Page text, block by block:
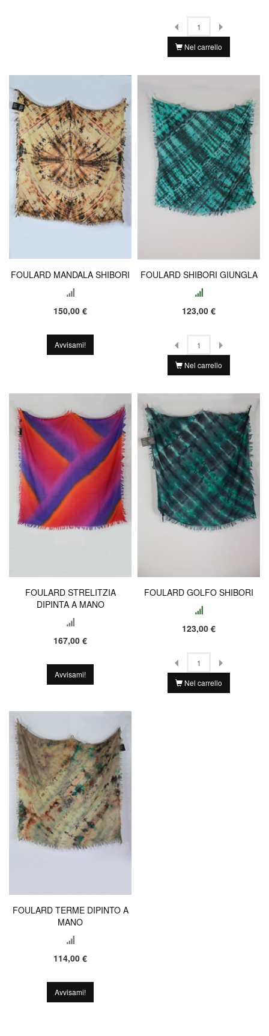
Nel carrello
FOULARD MANDALA SHIBORI
150,00 €
Avvisami!
FOULARD SHIBORI GIUNGLA
123,00 €
Nel carrello
FOULARD STRELITZIA
DIPINTA A MANO
167,00 €
Avvisami!
FOULARD GOLFO SHIBORI
123,00 €
Nel carrello
FOULARD TERME DIPINTO A
MANO
114,00 €
Avvisami!